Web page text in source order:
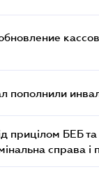
пополнили
прицілом БЕБ
справа і